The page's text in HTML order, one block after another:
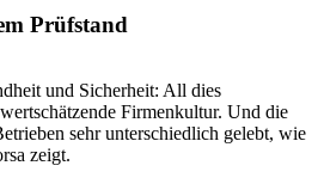
Prüfstand
und Sicherheit: All dies
Firmenkultur. Und die
sehr unterschiedlich gelebt, wie
zeigt.